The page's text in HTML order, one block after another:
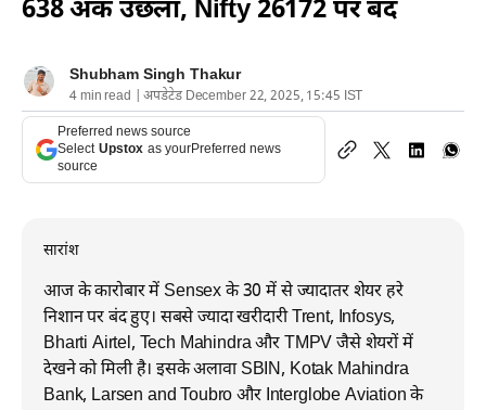
638 अंक उछला, Nifty 26172 पर बंद
Shubham Singh Thakur
4 min read | अपडेटेड December 22, 2025, 15:45 IST
Preferred news source
Select Upstox as yourPreferred news
source
सारांश
आज के कारोबार में Sensex के 30 में से ज्यादातर शेयर हरे
निशान पर बंद हुए। सबसे ज्यादा खरीदारी Trent, Infosys,
Bharti Airtel, Tech Mahindra और TMPV जैसे शेयरों में
देखने को मिली है। इसके अलावा SBIN, Kotak Mahindra
Bank, Larsen and Toubro और Interglobe Aviation के